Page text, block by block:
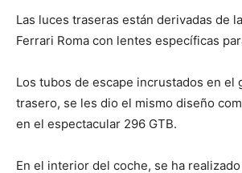
Las luces traseras están derivadas de
Ferrari Roma con lentes específicas
Los tubos de escape incrustados en el
trasero, se les dio el mismo diseño
en el espectacular 296 GTB.
En el interior del coche, se ha